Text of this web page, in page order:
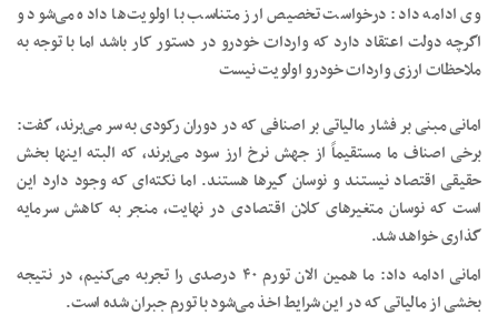
وی ادامه داد: درخواست تخصیص ارز متناسب با اولویت‌ها داده می‌شود و
اگرچه دولت اعتقاد دارد که واردات خودرو در دستور کار باشد اما با توجه به
ملاحظات ارزی واردات خودرو اولویت نیست
امانی مبنی بر فشار مالیاتی بر اصنافی که در دوران رکودی به سر می‌برند، گفت:
برخی اصناف ما مستقیماً از جهش نرخ ارز سود می‌برند، که البته اینها بخش
حقیقی اقتصاد نیستند و نوسان گیرها هستند. اما نکته‌ای که وجود دارد این
است که نوسان متغیرهای کلان اقتصادی در نهایت، منجر به کاهش سرمایه
گذاری خواهد شد.
امانی ادامه داد: ما همین الان تورم ۴۰ درصدی را تجربه می‌کنیم، در نتیجه
بخشی از مالیاتی که در این شرایط اخذ می‌شود با تورم جبران شده است.